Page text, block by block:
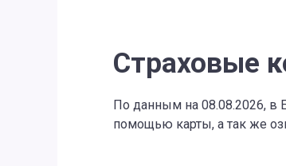
Страховые
По данным на 08.08.2026, в
помощью карты, а так же